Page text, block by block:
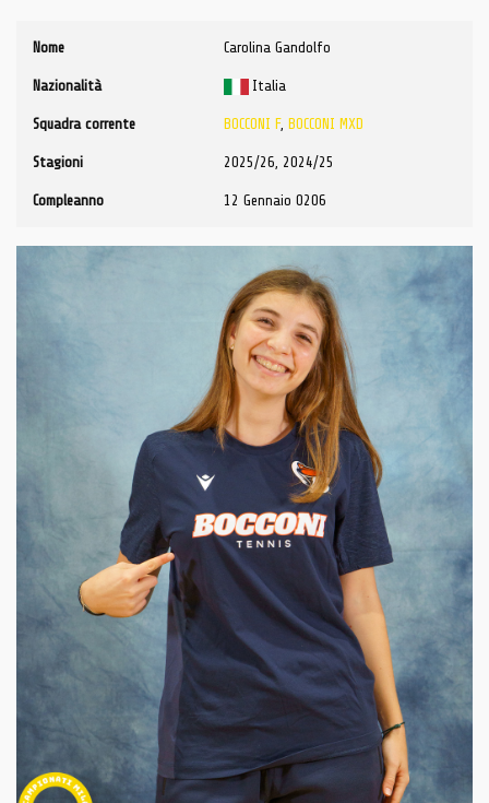
Nome Carolina Gandolfo
Nazionalità Italia
Squadra corrente BOCCONI F, BOCCONI MXD
Stagioni 2025/26, 2024/25
Compleanno 12 Gennaio 0206